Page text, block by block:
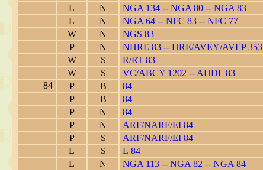
L
N
NGA 134 -- NGA 80 -- NGA 83
L
N
NGA 64 -- NFC 83 -- NFC 77
W
N
NGS 83
P
N
NHRE 83 -- HRE/AVEY/AVEP 353
W
S
R/RT 83
W
S
VC/ABCY 1202 -- AHDL 83
84
P B
84
P
B
84
P
N
84
P
N
ARF/NARF/EI 84
P
S
ARF/NARF/EI 84
L
S
L 84
L
N
NGA 113 -- NGA 82 -- NGA 84